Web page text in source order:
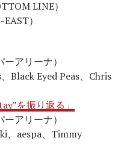
LINE）
）
アリーナ）
Black Eyed Peas、Chris
を振り返る」
アリーナ）
、aespa、Timmy